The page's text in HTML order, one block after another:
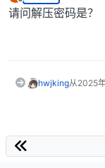
离线
请问解压密码是？
hwjking从2025